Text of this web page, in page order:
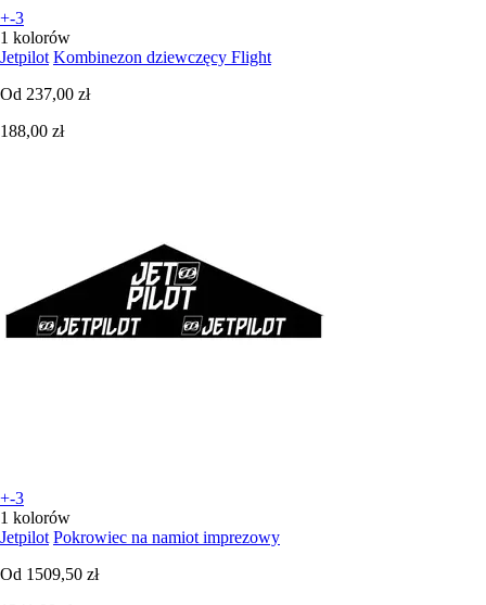
+-3
1 kolorów
Jetpilot Kombinezon dziewczęcy Flight
Od 237,00 zł
188,00 zł
+-3
1 kolorów
Jetpilot Pokrowiec na namiot imprezowy
Od 1509,50 zł